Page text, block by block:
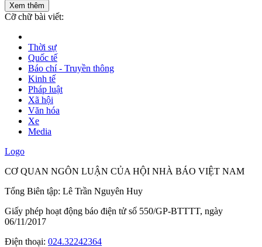
Xem thêm
Cỡ chữ bài viết:
Thời sự
Quốc tế
Báo chí - Truyền thông
Kinh tế
Pháp luật
Xã hội
Văn hóa
Xe
Media
Logo
CƠ QUAN NGÔN LUẬN CỦA HỘI NHÀ BÁO VIỆT NAM
Tổng Biên tập: Lê Trần Nguyên Huy
Giấy phép hoạt động báo điện tử số 550/GP-BTTTT, ngày
06/11/2017
Điện thoại: 024.32242364